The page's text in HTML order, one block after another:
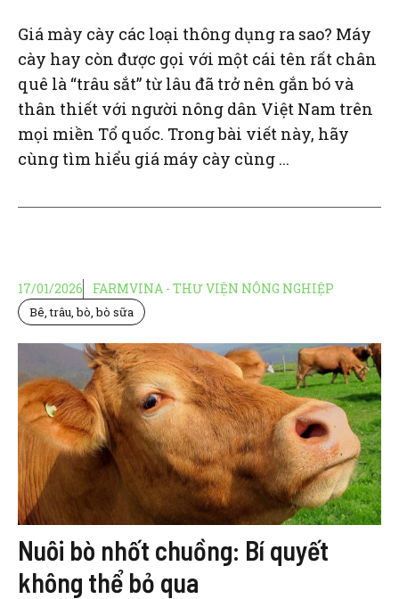
Giá mày cày các loại thông dụng ra sao? Máy
cày hay còn được gọi với một cái tên rất chân
quê là “trâu sắt” từ lâu đã trở nên gắn bó và
thân thiết với người nông dân Việt Nam trên
mọi miền Tổ quốc. Trong bài viết này, hãy
cùng tìm hiểu giá máy cày cùng ...
17/01/2026 FARMVINA - THƯ VIỆN NÔNG NGHIỆP
Bê, trâu, bò, bò sữa
Nuôi bò nhốt chuồng: Bí quyết
không thể bỏ qua